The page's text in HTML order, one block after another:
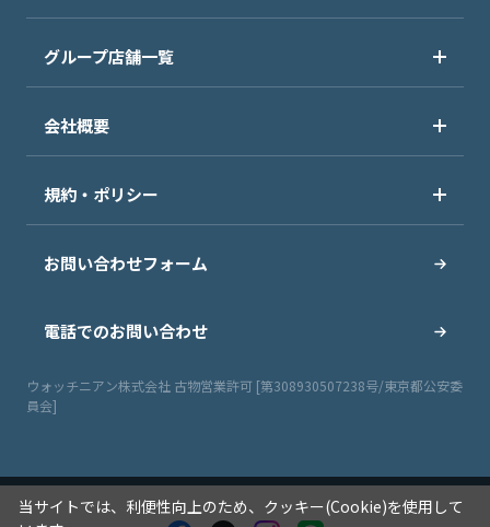
グループ店舗一覧
会社概要
規約・ポリシー
お問い合わせフォーム
電話でのお問い合わせ
ウォッチニアン株式会社 古物営業許可 [第308930507238号/東京都公安委
員会]
当サイトでは、利便性向上のため、クッキー(Cookie)を使用して